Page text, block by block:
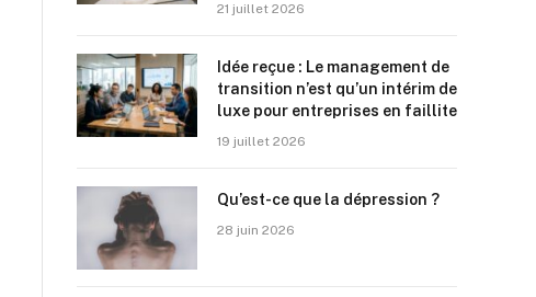
21 juillet 2026
Idée reçue : Le management de
transition n’est qu’un intérim de
luxe pour entreprises en faillite
19 juillet 2026
Qu’est-ce que la dépression ?
28 juin 2026